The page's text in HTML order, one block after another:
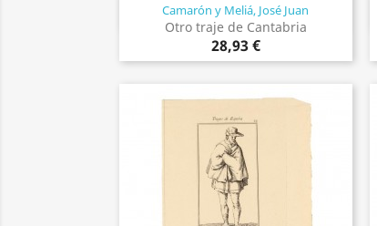
Camarón y Meliá, José Juan
Otro traje de Cantabria
28,93 €
Vista rápida